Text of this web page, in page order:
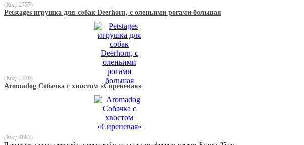
(Код: 2757)
Petstages игрушка для собак Deerhorn, с оленьими рогами большая
(Код: 2770)
Aromadog Собачка с хвостом «Сиреневая»
(Код: 4683)